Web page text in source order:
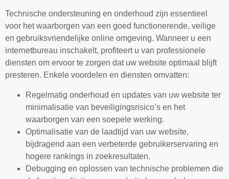
Technische ondersteuning en onderhoud zijn essentieel
voor het waarborgen van een goed functionerende, veilige
en gebruiksvriendelijke online omgeving. Wanneer u een
internetbureau inschakelt, profiteert u van professionele
diensten om ervoor te zorgen dat uw website optimaal blijft
presteren. Enkele voordelen en diensten omvatten:
Regelmatig onderhoud en updates van uw website ter
minimalisatie van beveiligingsrisico’s en het
waarborgen van een soepele werking.
Optimalisatie van de laadtijd van uw website,
bijdragend aan een verbeterde gebruikerservaring en
hogere rankings in zoekresultaten.
Debugging en oplossen van technische problemen die